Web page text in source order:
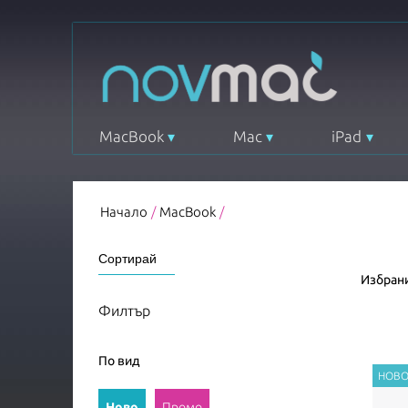
MacBook Mac iPad
Начало / MacBook /
Филтър
По вид